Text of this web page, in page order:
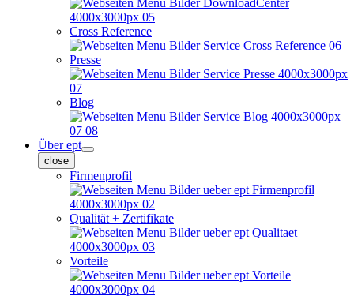
Cross Reference
Presse
Blog
Über ept
close
Firmenprofil
Qualität + Zertifikate
Vorteile